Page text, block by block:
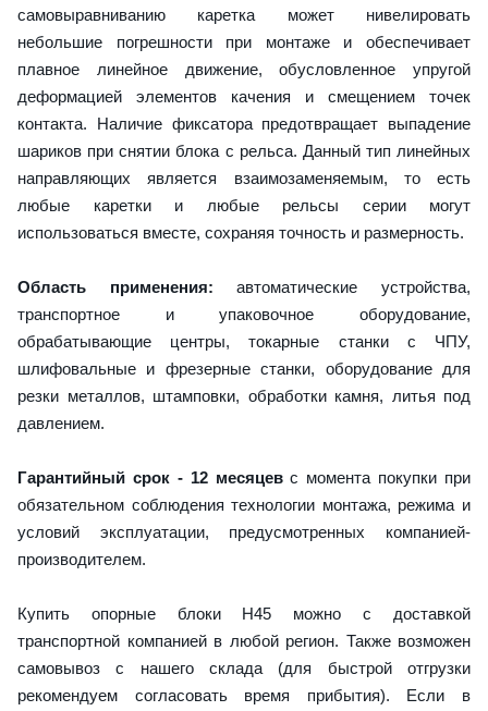
самовыравниванию каретка может нивелировать
небольшие погрешности при монтаже и обеспечивает
плавное линейное движение, обусловленное упругой
деформацией элементов качения и смещением точек
контакта. Наличие фиксатора предотвращает выпадение
шариков при снятии блока с рельса. Данный тип линейных
направляющих является взаимозаменяемым, то есть
любые каретки и любые рельсы серии могут
использоваться вместе, сохраняя точность и размерность.
Область применения: автоматические устройства,
транспортное и упаковочное оборудование,
обрабатывающие центры, токарные станки с ЧПУ,
шлифовальные и фрезерные станки, оборудование для
резки металлов, штамповки, обработки камня, литья под
давлением.
Гарантийный срок - 12 месяцевс момента покупки при
обязательном соблюдения технологии монтажа, режима и
условий эксплуатации, предусмотренных компанией-
производителем.
Купить опорные блоки H45 можно с доставкой
транспортной компанией в любой регион. Также возможен
самовывоз с нашего склада (для быстрой отгрузки
рекомендуем согласовать время прибытия). Если в